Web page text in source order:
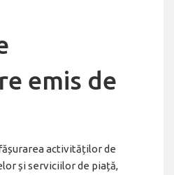
emis de
activităților de
și serviciilor de piață,